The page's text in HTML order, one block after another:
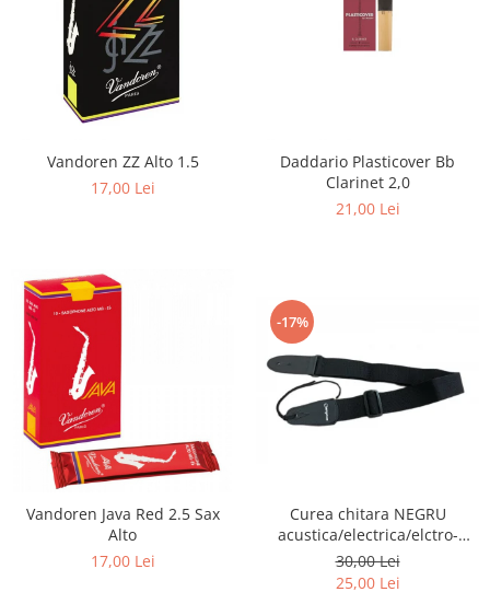
Vandoren ZZ Alto 1.5
17,00 Lei
Daddario Plasticover Bb
Clarinet 2,0
21,00 Lei
Vandoren Java Red 2.5 Sax
Alto
17,00 Lei
-17%
Curea chitara NEGRU
acustica/electrica/elctro-
acustica/bass
30,00 Lei
25,00 Lei